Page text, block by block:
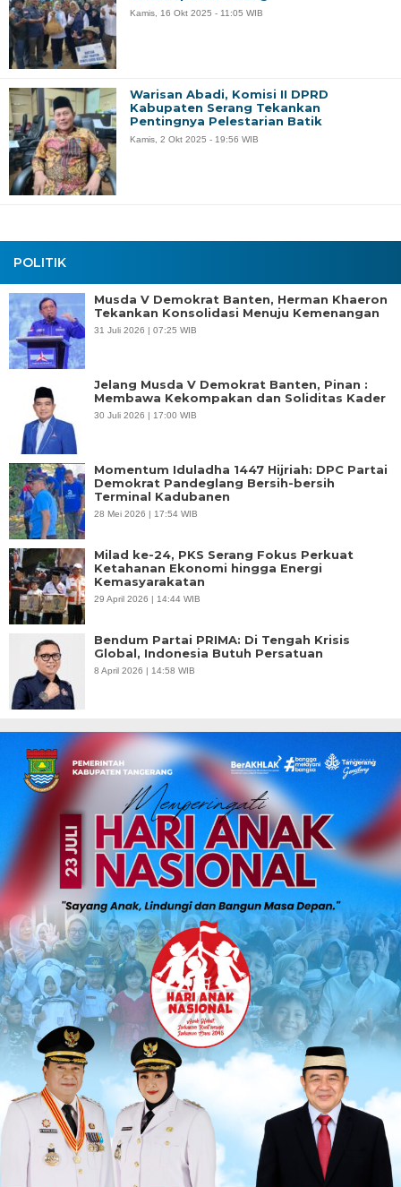
POLITIK
Musda V Demokrat Banten, Herman Khaeron
Tekankan Konsolidasi Menuju Kemenangan
31 Juli 2026 | 07:25 WIB
Jelang Musda V Demokrat Banten, Pinan :
Membawa Kekompakan dan Soliditas Kader
30 Juli 2026 | 17:00 WIB
Momentum Iduladha 1447 Hijriah: DPC Partai
Demokrat Pandeglang Bersih-bersih
Terminal Kadubanen
28 Mei 2026 | 17:54 WIB
Milad ke-24, PKS Serang Fokus Perkuat
Ketahanan Ekonomi hingga Energi
Kemasyarakatan
29 April 2026 | 14:44 WIB
Bendum Partai PRIMA: Di Tengah Krisis
Global, Indonesia Butuh Persatuan
8 April 2026 | 14:58 WIB
Kamis, 16 Okt 2025 - 11:05 WIB
Warisan Abadi, Komisi II DPRD
Kabupaten Serang Tekankan
Pentingnya Pelestarian Batik
Kamis, 2 Okt 2025 - 19:56 WIB